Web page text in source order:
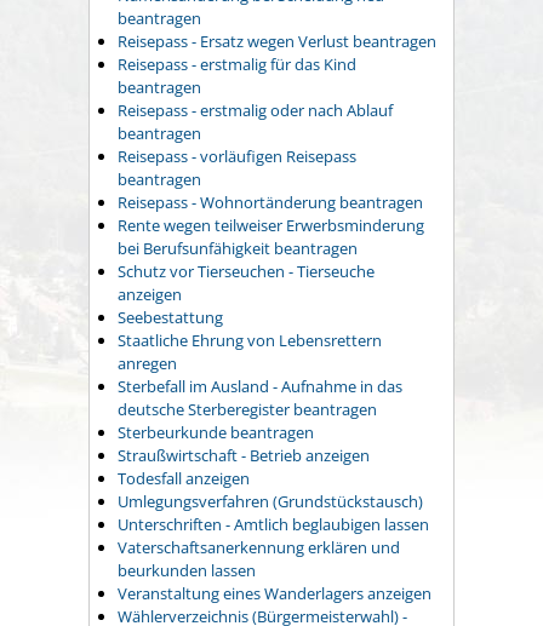
beantragen
Reisepass - Ersatz wegen Verlust beantragen
Reisepass - erstmalig für das Kind
beantragen
Reisepass - erstmalig oder nach Ablauf
beantragen
Reisepass - vorläufigen Reisepass
beantragen
Reisepass - Wohnortänderung beantragen
Rente wegen teilweiser Erwerbsminderung
bei Berufsunfähigkeit beantragen
Schutz vor Tierseuchen - Tierseuche
anzeigen
Seebestattung
Staatliche Ehrung von Lebensrettern
anregen
Sterbefall im Ausland - Aufnahme in das
deutsche Sterberegister beantragen
Sterbeurkunde beantragen
Straußwirtschaft - Betrieb anzeigen
Todesfall anzeigen
Umlegungsverfahren (Grundstückstausch)
Unterschriften - Amtlich beglaubigen lassen
Vaterschaftsanerkennung erklären und
beurkunden lassen
Veranstaltung eines Wanderlagers anzeigen
Wählerverzeichnis (Bürgermeisterwahl) -